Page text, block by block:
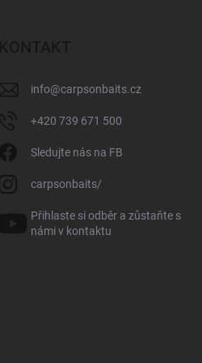
KONTAKT
info@carpsonbaits.cz
+420 739 671 500
Sledujte nás na FB
carpsonbaits/
Přihlaste si odběr a zůstaňte s
námi v kontaktu